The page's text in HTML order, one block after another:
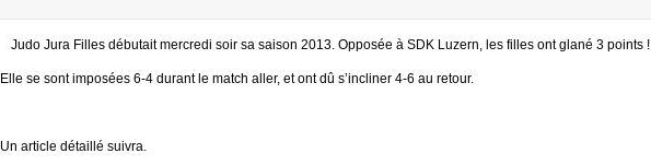
Judo Jura Filles débutait mercredi soir sa saison 2013. Opposée à SDK Luzern, les filles ont glané 3 points !
Elle se sont imposées 6-4 durant le match aller, et ont dû s’incliner 4-6 au retour.
Un article détaillé suivra.